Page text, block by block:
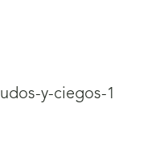
y-ciegos-1